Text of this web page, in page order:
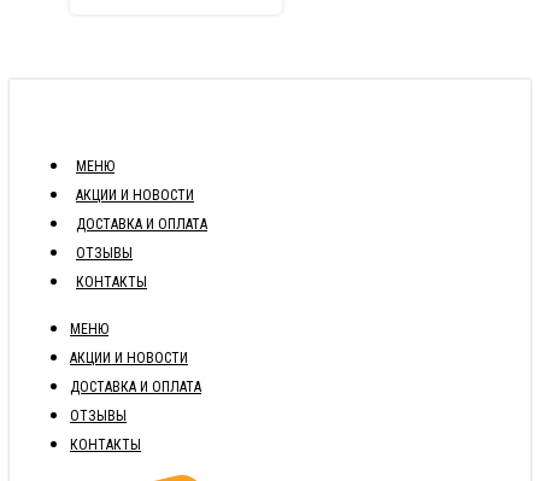
МЕНЮ
АКЦИИ И НОВОСТИ
ДОСТАВКА И ОПЛАТА
ОТЗЫВЫ
КОНТАКТЫ
МЕНЮ
АКЦИИ И НОВОСТИ
ДОСТАВКА И ОПЛАТА
ОТЗЫВЫ
КОНТАКТЫ